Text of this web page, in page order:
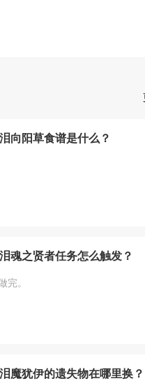
向阳草食谱是什么？
魂之贤者任务怎么触发？
。
魔犹伊的遗失物在哪里换？